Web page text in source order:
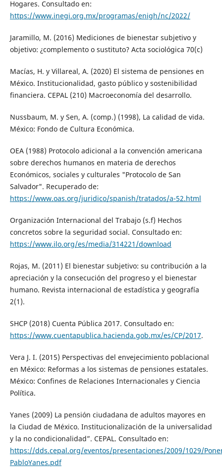
Hogares. Consultado en:
https://www.inegi.org.mx/programas/enigh/nc/2022/
Jaramillo, M. (2016) Mediciones de bienestar subjetivo y
objetivo: ¿complemento o sustituto? Acta sociológica 70(c)
Macías, H. y Villareal, A. (2020) El sistema de pensiones en
México. Institucionalidad, gasto público y sostenibilidad
financiera. CEPAL (210) Macroeconomía del desarrollo.
Nussbaum, M. y Sen, A. (comp.) (1998), La calidad de vida.
México: Fondo de Cultura Económica.
OEA (1988) Protocolo adicional a la convención americana
sobre derechos humanos en materia de derechos
Económicos, sociales y culturales "Protocolo de San
Salvador". Recuperado de:
https://www.oas.org/juridico/spanish/tratados/a-52.html
Organización Internacional del Trabajo (s.f) Hechos
concretos sobre la seguridad social. Consultado en:
https://www.ilo.org/es/media/314221/download
Rojas, M. (2011) El bienestar subjetivo: su contribución a la
apreciación y la consecución del progreso y el bienestar
humano. Revista internacional de estadística y geografía
2(1).
SHCP (2018) Cuenta Pública 2017. Consultado en:
https://www.cuentapublica.hacienda.gob.mx/es/CP/2017.
Vera J. I. (2015) Perspectivas del envejecimiento poblacional
en México: Reformas a los sistemas de pensiones estatales.
México: Confines de Relaciones Internacionales y Ciencia
Política.
Yanes (2009) La pensión ciudadana de adultos mayores en
la Ciudad de México. Institucionalización de la universalidad
y la no condicionalidad”. CEPAL. Consultado en:
https://dds.cepal.org/eventos/presentaciones/2009/1029/
PabloYanes.pdf